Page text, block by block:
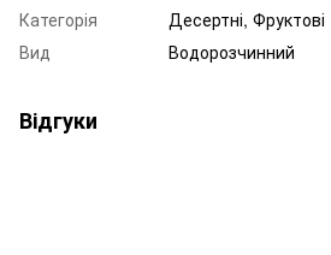
Категорія
Десертні, Фруктові
Вид
Водорозчинний
Відгуки